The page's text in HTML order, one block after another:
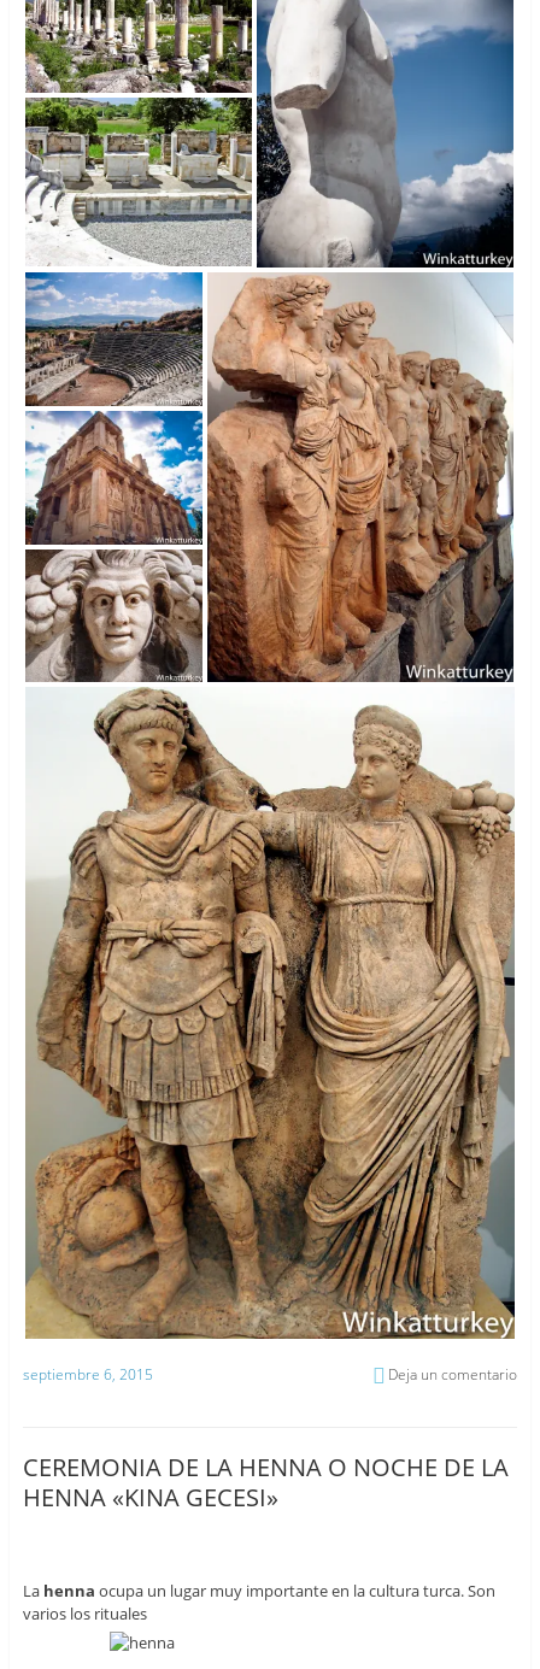
septiembre 6, 2015 Deja un comentario
CEREMONIA DE LA HENNA O NOCHE DE LA
HENNA «KINA GECESI»
La henna ocupa un lugar muy importante en la cultura turca. Son
varios los rituales